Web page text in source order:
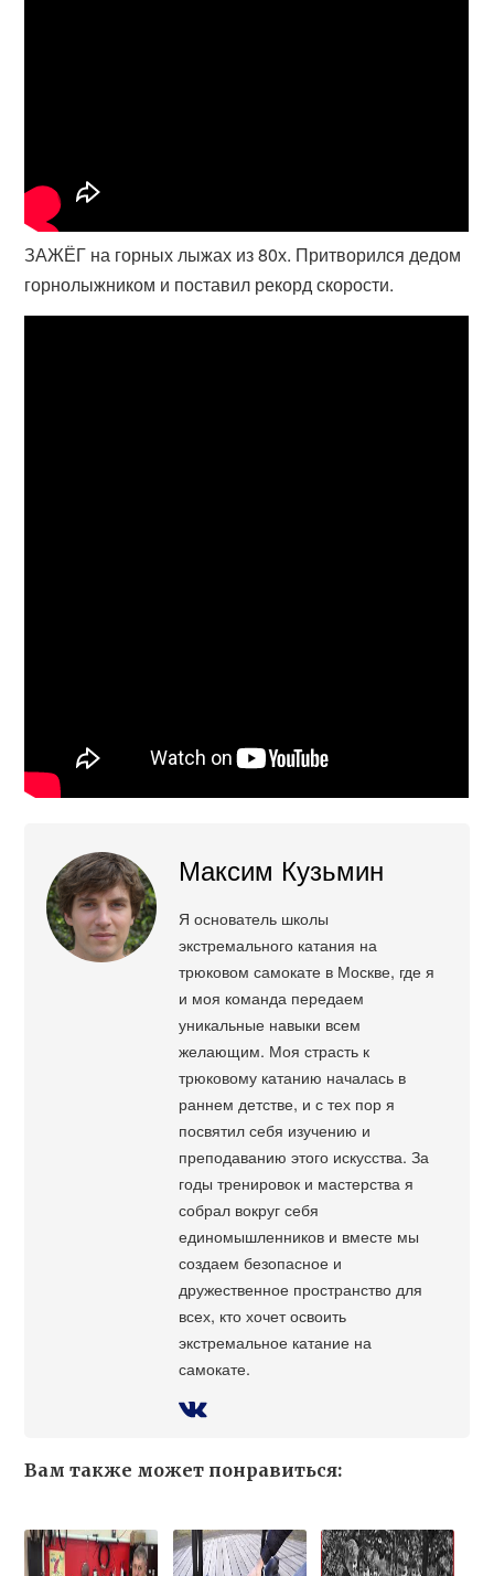
ЗАЖЁГ на горных лыжах из 80х. Притворился дедом
горнолыжником и поставил рекорд скорости.
Максим Кузьмин
Я основатель школы
экстремального катания на
трюковом самокате в Москве, где я
и моя команда передаем
уникальные навыки всем
желающим. Моя страсть к
трюковому катанию началась в
раннем детстве, и с тех пор я
посвятил себя изучению и
преподаванию этого искусства. За
годы тренировок и мастерства я
собрал вокруг себя
единомышленников и вместе мы
создаем безопасное и
дружественное пространство для
всех, кто хочет освоить
экстремальное катание на
самокате.
Вам также может понравиться: